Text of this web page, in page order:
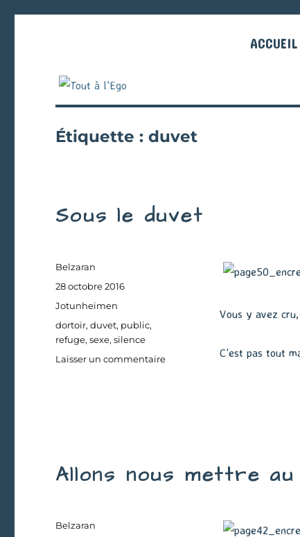
ACCUEIL
Étiquette :duvet
Sous le duvet
Vous y avez
C’est pas tout
Auteur
Belzaran
Publié
le
28 octobre 2016
Catégories
Jotunheimen
Étiquettes
dortoir,duvet, public,
refuge,sexe,silence
Laisser un commentairesur
Allons nous mettre
Auteur
Belzaran